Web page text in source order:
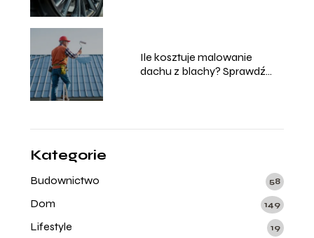
Ile kosztuje malowanie
dachu z blachy? Sprawdź
Kategorie
Budownictwo 58
Dom 149
Lifestyle 19